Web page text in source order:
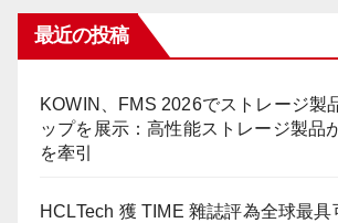
最近の投稿
KOWIN、FMS 2026でストレージ製
ップを展示：高性能ストレージ製品
を牽引
HCLTech 獲 TIME 雜誌評為全球最具